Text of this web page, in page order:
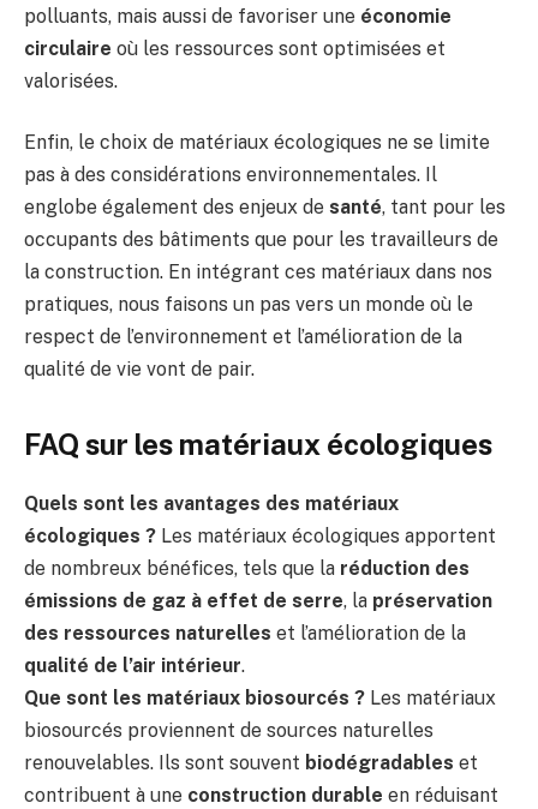
polluants, mais aussi de favoriser une économie
circulaire où les ressources sont optimisées et
valorisées.
Enfin, le choix de matériaux écologiques ne se limite
pas à des considérations environnementales. Il
englobe également des enjeux de santé, tant pour les
occupants des bâtiments que pour les travailleurs de
la construction. En intégrant ces matériaux dans nos
pratiques, nous faisons un pas vers un monde où le
respect de l’environnement et l’amélioration de la
qualité de vie vont de pair.
FAQ sur les matériaux écologiques
Quels sont les avantages des matériaux
écologiques ? Les matériaux écologiques apportent
de nombreux bénéfices, tels que la réduction des
émissions de gaz à effet de serre, la préservation
des ressources naturelles et l’amélioration de la
qualité de l’air intérieur.
Que sont les matériaux biosourcés ? Les matériaux
biosourcés proviennent de sources naturelles
renouvelables. Ils sont souvent biodégradables et
contribuent à une construction durable en réduisant